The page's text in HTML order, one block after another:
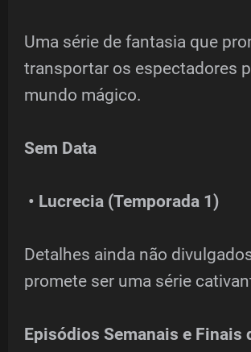
Uma série de fantasia que
transportar os espectadores
mundo mágico.
Sem Data
• Lucrecia (Temporada 1)
Detalhes ainda não
promete ser uma série
Episódios Semanais e Finais